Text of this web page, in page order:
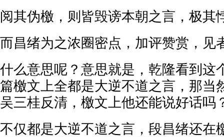
阅其伪檄，则皆毁谤本朝之言，极其
而昌绪为之浓圈密点，加评赞赏，见
什么意思呢？意思就是，乾隆看到这
篇檄文上全都是大逆不道之言，那当
吴三桂反清，檄文上他还能说好话吗
不仅都是大逆不道之言，段昌绪还在